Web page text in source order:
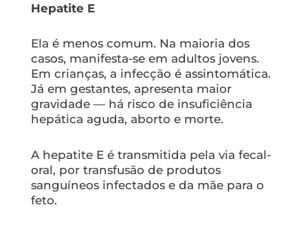
Hepatite E
Ela é menos comum. Na maioria dos
casos, manifesta-se em adultos jovens.
Em crianças, a infecção é assintomática.
Já em gestantes, apresenta maior
gravidade — há risco de insuficiência
hepática aguda, aborto e morte.
A hepatite E é transmitida pela via fecal-
oral, por transfusão de produtos
sanguíneos infectados e da mãe para o
feto.